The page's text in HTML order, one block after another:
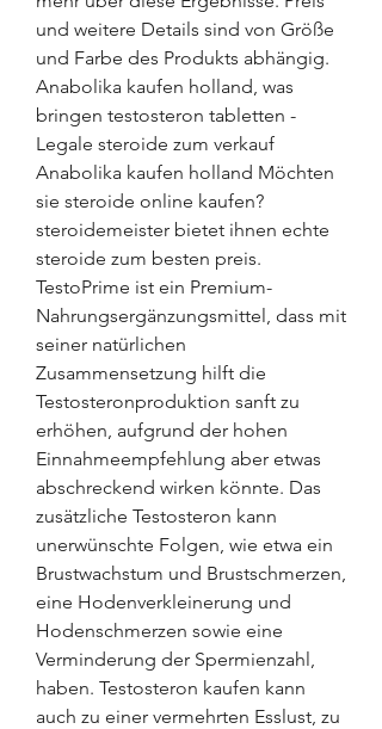
und weitere Details sind von Größe
und Farbe des Produkts abhängig.
Anabolika kaufen holland, was
bringen testosteron tabletten -
Legale steroide zum verkauf
Anabolika kaufen holland Möchten
sie steroide online kaufen?
steroidemeister bietet ihnen echte
steroide zum besten preis.
TestoPrime ist ein Premium-
Nahrungsergänzungsmittel, dass mit
seiner natürlichen
Zusammensetzung hilft die
Testosteronproduktion sanft zu
erhöhen, aufgrund der hohen
Einnahmeempfehlung aber etwas
abschreckend wirken könnte. Das
zusätzliche Testosteron kann
unerwünschte Folgen, wie etwa ein
Brustwachstum und Brustschmerzen,
eine Hodenverkleinerung und
Hodenschmerzen sowie eine
Verminderung der Spermienzahl,
haben. Testosteron kaufen kann
auch zu einer vermehrten Esslust, zu